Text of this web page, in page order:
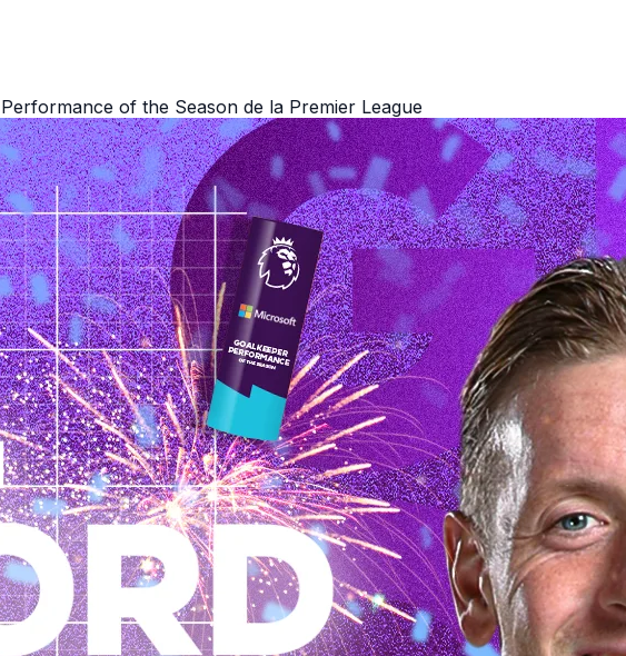
of the Season de la Premier League